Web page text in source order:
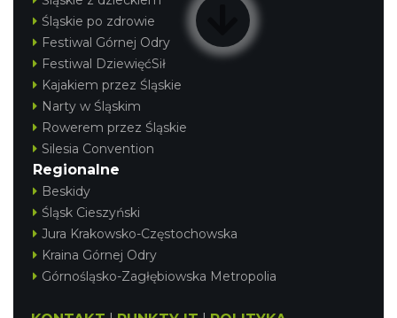
Śląskie po zdrowie
Festiwal Górnej Odry
Festiwal DziewięćSił
Kajakiem przez Śląskie
Narty w Śląskim
Rowerem przez Śląskie
Silesia Convention
Regionalne
Beskidy
Śląsk Cieszyński
Jura Krakowsko-Częstochowska
Kraina Górnej Odry
Górnośląsko-Zagłębiowska Metropolia